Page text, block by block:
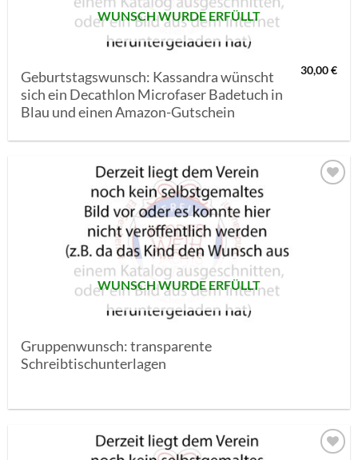
WUNSCH WURDE ERFÜLLT
Geburtstagswunsch: Kassandra wünscht
sich ein Decathlon Microfaser Badetuch in
Blau und einen Amazon-Gutschein
30,00€
WUNSCH WURDE ERFÜLLT
Gruppenwunsch: transparente
Schreibtischunterlagen